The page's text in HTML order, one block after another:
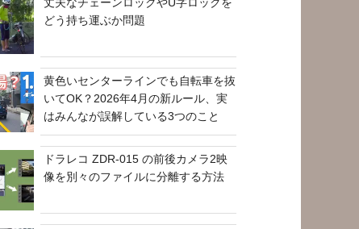
どう持ち運ぶか問題
黄色いセンターラインでも自転車を抜
いてOK？2026年4月の新ルール、実
はみんなが誤解している3つのこと
ドラレコ ZDR-015 の前後カメラ2映
像を別々のファイルに分離する方法